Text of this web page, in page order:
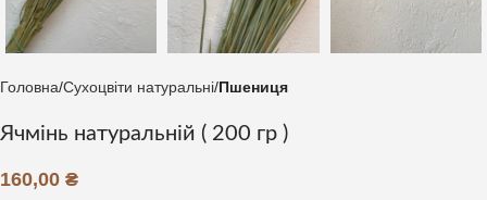
Головна Сухоцвіти натуральні Пшениця
Ячмінь натуральній ( 200 гр )
160,00 ₴